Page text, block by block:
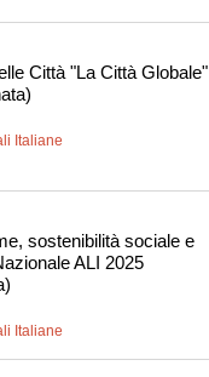
Città "La Città Globale"
Italiane
sostenibilità sociale e
ALI 2025
Italiane